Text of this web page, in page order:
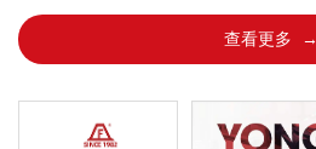
查看更多 →